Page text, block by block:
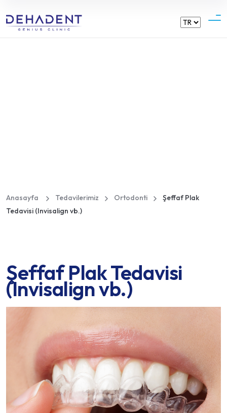
Anasayfa Tedavilerimiz Ortodonti
Şeffaf Plak
Tedavisi (Invisalign vb.)
Şeffaf Plak Tedavisi
(Invisalign vb.)